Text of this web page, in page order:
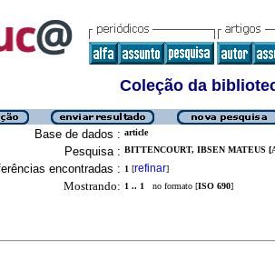
Coleção da
Base de dados : article
Pesquisa : BITTENCOURT, IBSEN MATEUS
encontradas : 1 [refinar]
Mostrando: 1 .. 1 no formato [ISO 690]